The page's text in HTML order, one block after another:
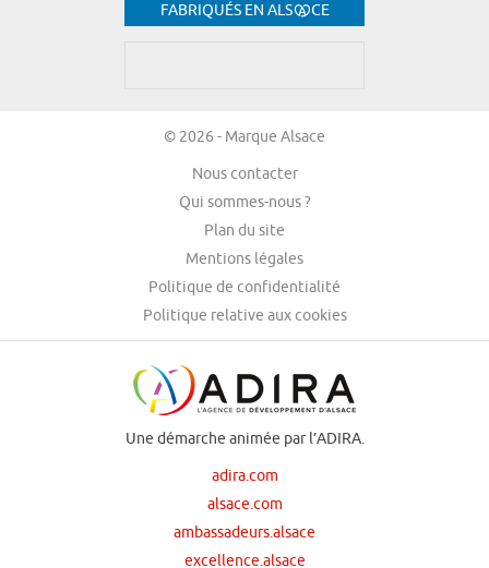
FABRIQUÉS EN ALS CE
© 2026 - Marque Alsace
Nous contacter
Qui sommes-nous ?
Plan du site
Mentions légales
Politique de confidentialité
Politique relative aux cookies
Une démarche animée par l’ADIRA.
adira.com
alsace.com
ambassadeurs.alsace
excellence.alsace